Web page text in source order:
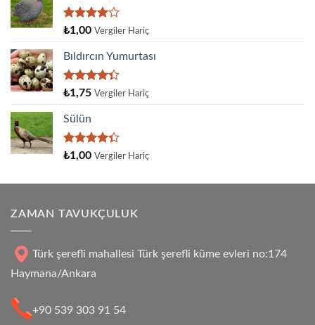
5
4.00
aldı
₺1,00 Vergiler Hariç
Bıldırcın Yumurtası
5
4.33oy
aldı
₺1,75 Vergiler Hariç
Sülün
5
₺1,00 Vergiler Hariç
ZAMAN TAVUKÇULUK
Türk şerefli mahallesi Türk şerefli küme evleri no:174
Haymana/Ankara
+90 539 303 91 54